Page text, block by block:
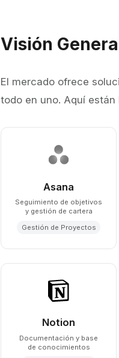
Visión
El mercado ofrece
todo en uno. Aquí
Asana
Seguimiento de objetivos
y gestión de cartera
Gestión de Proyectos
Notion
Documentación y base
de conocimientos